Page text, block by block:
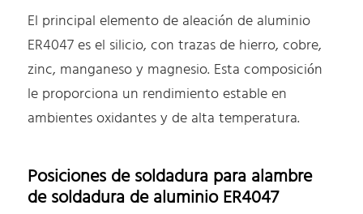
El principal elemento de aleación de aluminio
ER4047 es el silicio, con trazas de hierro, cobre,
zinc, manganeso y magnesio. Esta composición
le proporciona un rendimiento estable en
ambientes oxidantes y de alta temperatura.
Posiciones de soldadura para alambre
de soldadura de aluminio ER4047